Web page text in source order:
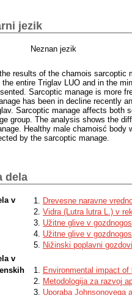
jezik
Neznan jezik
results of the chamois sarcoptic
entire Triglav LUO and in the
Sarcoptic manage is more
has been in decline recently
Sarcoptic manage affects both
group. The analysis shows the
Healthy male chamoisć body
by the sarcoptic manage.
dela
v
Drevesne naravne
Vidra (Lutra lutra L.) v
Užitne glive v
Užitne glive v
Nižinski poplavni
v
Environmental impact
Metodologija za razvoj
Uporaba Johnsonovega